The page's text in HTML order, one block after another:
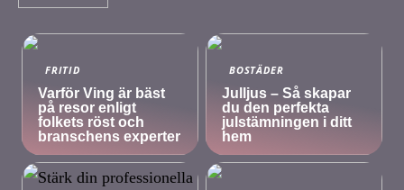
FRITID
Varför Ving är bäst
på resor enligt
folkets röst och
branschens experter
BOSTÄDER
Julljus – Så skapar
du den perfekta
julstämningen i ditt
hem